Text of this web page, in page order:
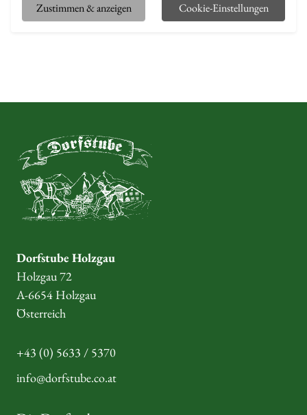
Zustimmen & anzeigen Cookie-Einstellungen
Dorfstube Holzgau
Holzgau 72
A-6654 Holzgau
Österreich
+43 (0) 5633 / 5370
info@dorfstube.co.at